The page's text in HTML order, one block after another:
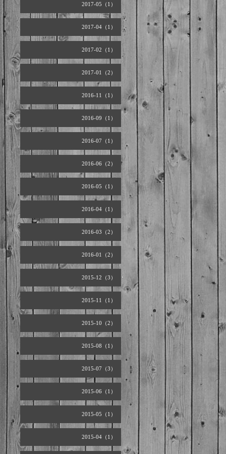
2017-05（1）
2017-04（1）
2017-02（1）
2017-01（2）
2016-11（1）
2016-09（1）
2016-07（1）
2016-06（2）
2016-05（1）
2016-04（1）
2016-03（2）
2016-01（2）
2015-12（3）
2015-11（1）
2015-10（2）
2015-08（1）
2015-07（3）
2015-06（1）
2015-05（1）
2015-04（1）